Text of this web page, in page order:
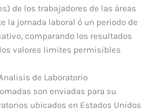
de los trabajadores de las áreas
la jornada laboral ó un periodo de
comparando los resultados
valores limites permisibles
de Laboratorio
son enviadas para su
ubicados en Estados Unidos